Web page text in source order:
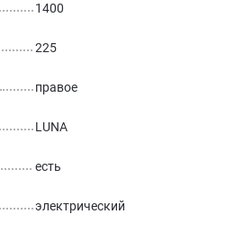
1400
225
правое
LUNA
есть
электрический